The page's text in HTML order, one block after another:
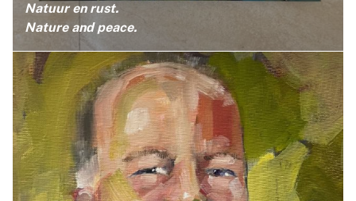
Natuur en rust.
Nature and peace.